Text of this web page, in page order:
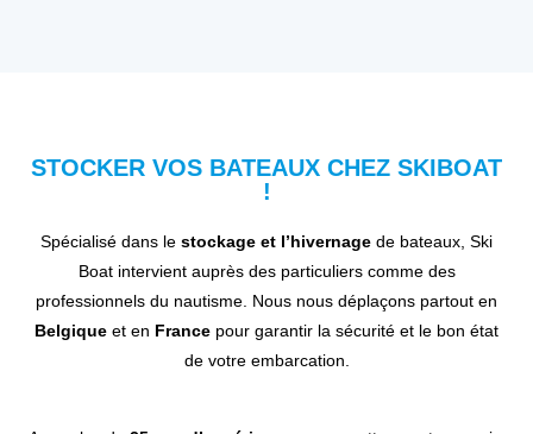
STOCKER VOS BATEAUX CHEZ SKIBOAT
!
Spécialisé dans le stockage et l’hivernage de bateaux, Ski
Boat intervient auprès des particuliers comme des
professionnels du nautisme. Nous nous déplaçons partout en
Belgique et en France pour garantir la sécurité et le bon état
de votre embarcation.